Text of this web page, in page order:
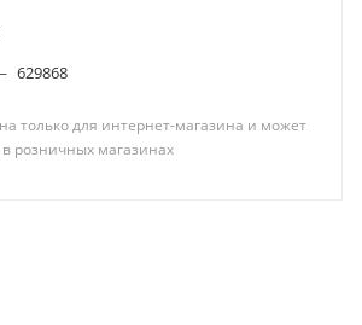
629868
только для интернет-магазина и может
розничных магазинах